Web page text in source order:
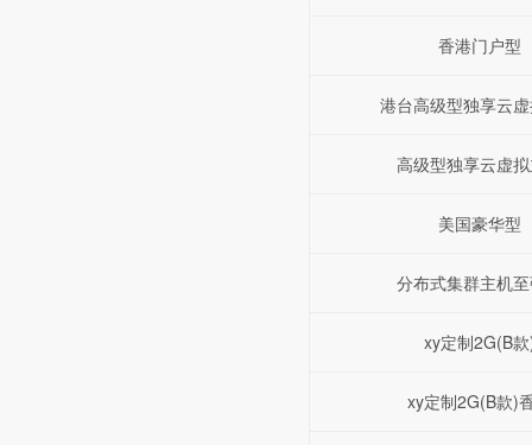
香港门户型
港台高级型独享云
高级型独享云虚
美国豪华型
分布式集群主机
xy定制2G(B
xy定制2G(B款)